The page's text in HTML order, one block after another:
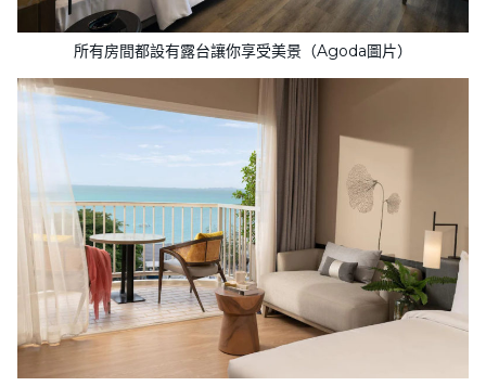
所有房間都設有露台讓你享受美景（Agoda圖片）